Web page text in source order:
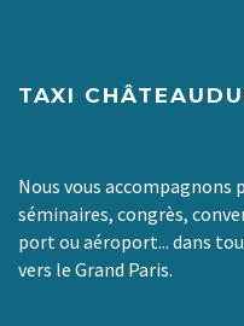
TAXI
Nous vous
séminaires, congrès,
port ou aéroport... dans
vers le Grand Paris.